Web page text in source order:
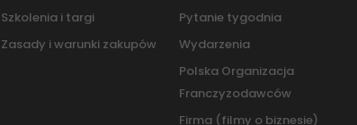
Szkolenia i targi
Zasady i warunki zakupów
Pytanie tygodnia
Wydarzenia
Polska Organizacja
Franczyzodawców
Firma (filmy o biznesie)